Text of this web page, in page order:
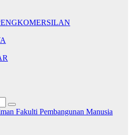
Fakulti Pembangunan Manusia